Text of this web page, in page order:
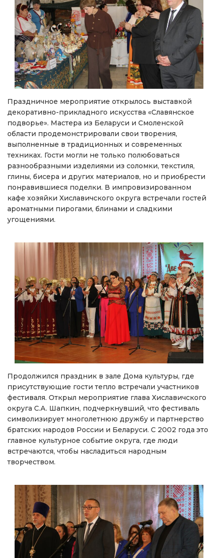
Праздничное мероприятие открылось выставкой
декоративно-прикладного искусства «Славянское
подворье». Мастера из Беларуси и Смоленской
области продемонстрировали свои творения,
выполненные в традиционных и современных
техниках. Гости могли не только полюбоваться
разнообразными изделиями из соломки, текстиля,
глины, бисера и других материалов, но и приобрести
понравившиеся поделки. В импровизированном
кафе хозяйки Хиславичского округа встречали гостей
ароматными пирогами, блинами и сладкими
угощениями.
Продолжился праздник в зале Дома культуры, где
присутствующие гости тепло встречали участников
фестиваля. Открыл мероприятие глава Хиславичского
округа С.А. Шапкин, подчеркнувший, что фестиваль
символизирует многолетнюю дружбу и партнерство
братских народов России и Беларуси. С 2002 года это
главное культурное событие округа, где люди
встречаются, чтобы насладиться народным
творчеством.